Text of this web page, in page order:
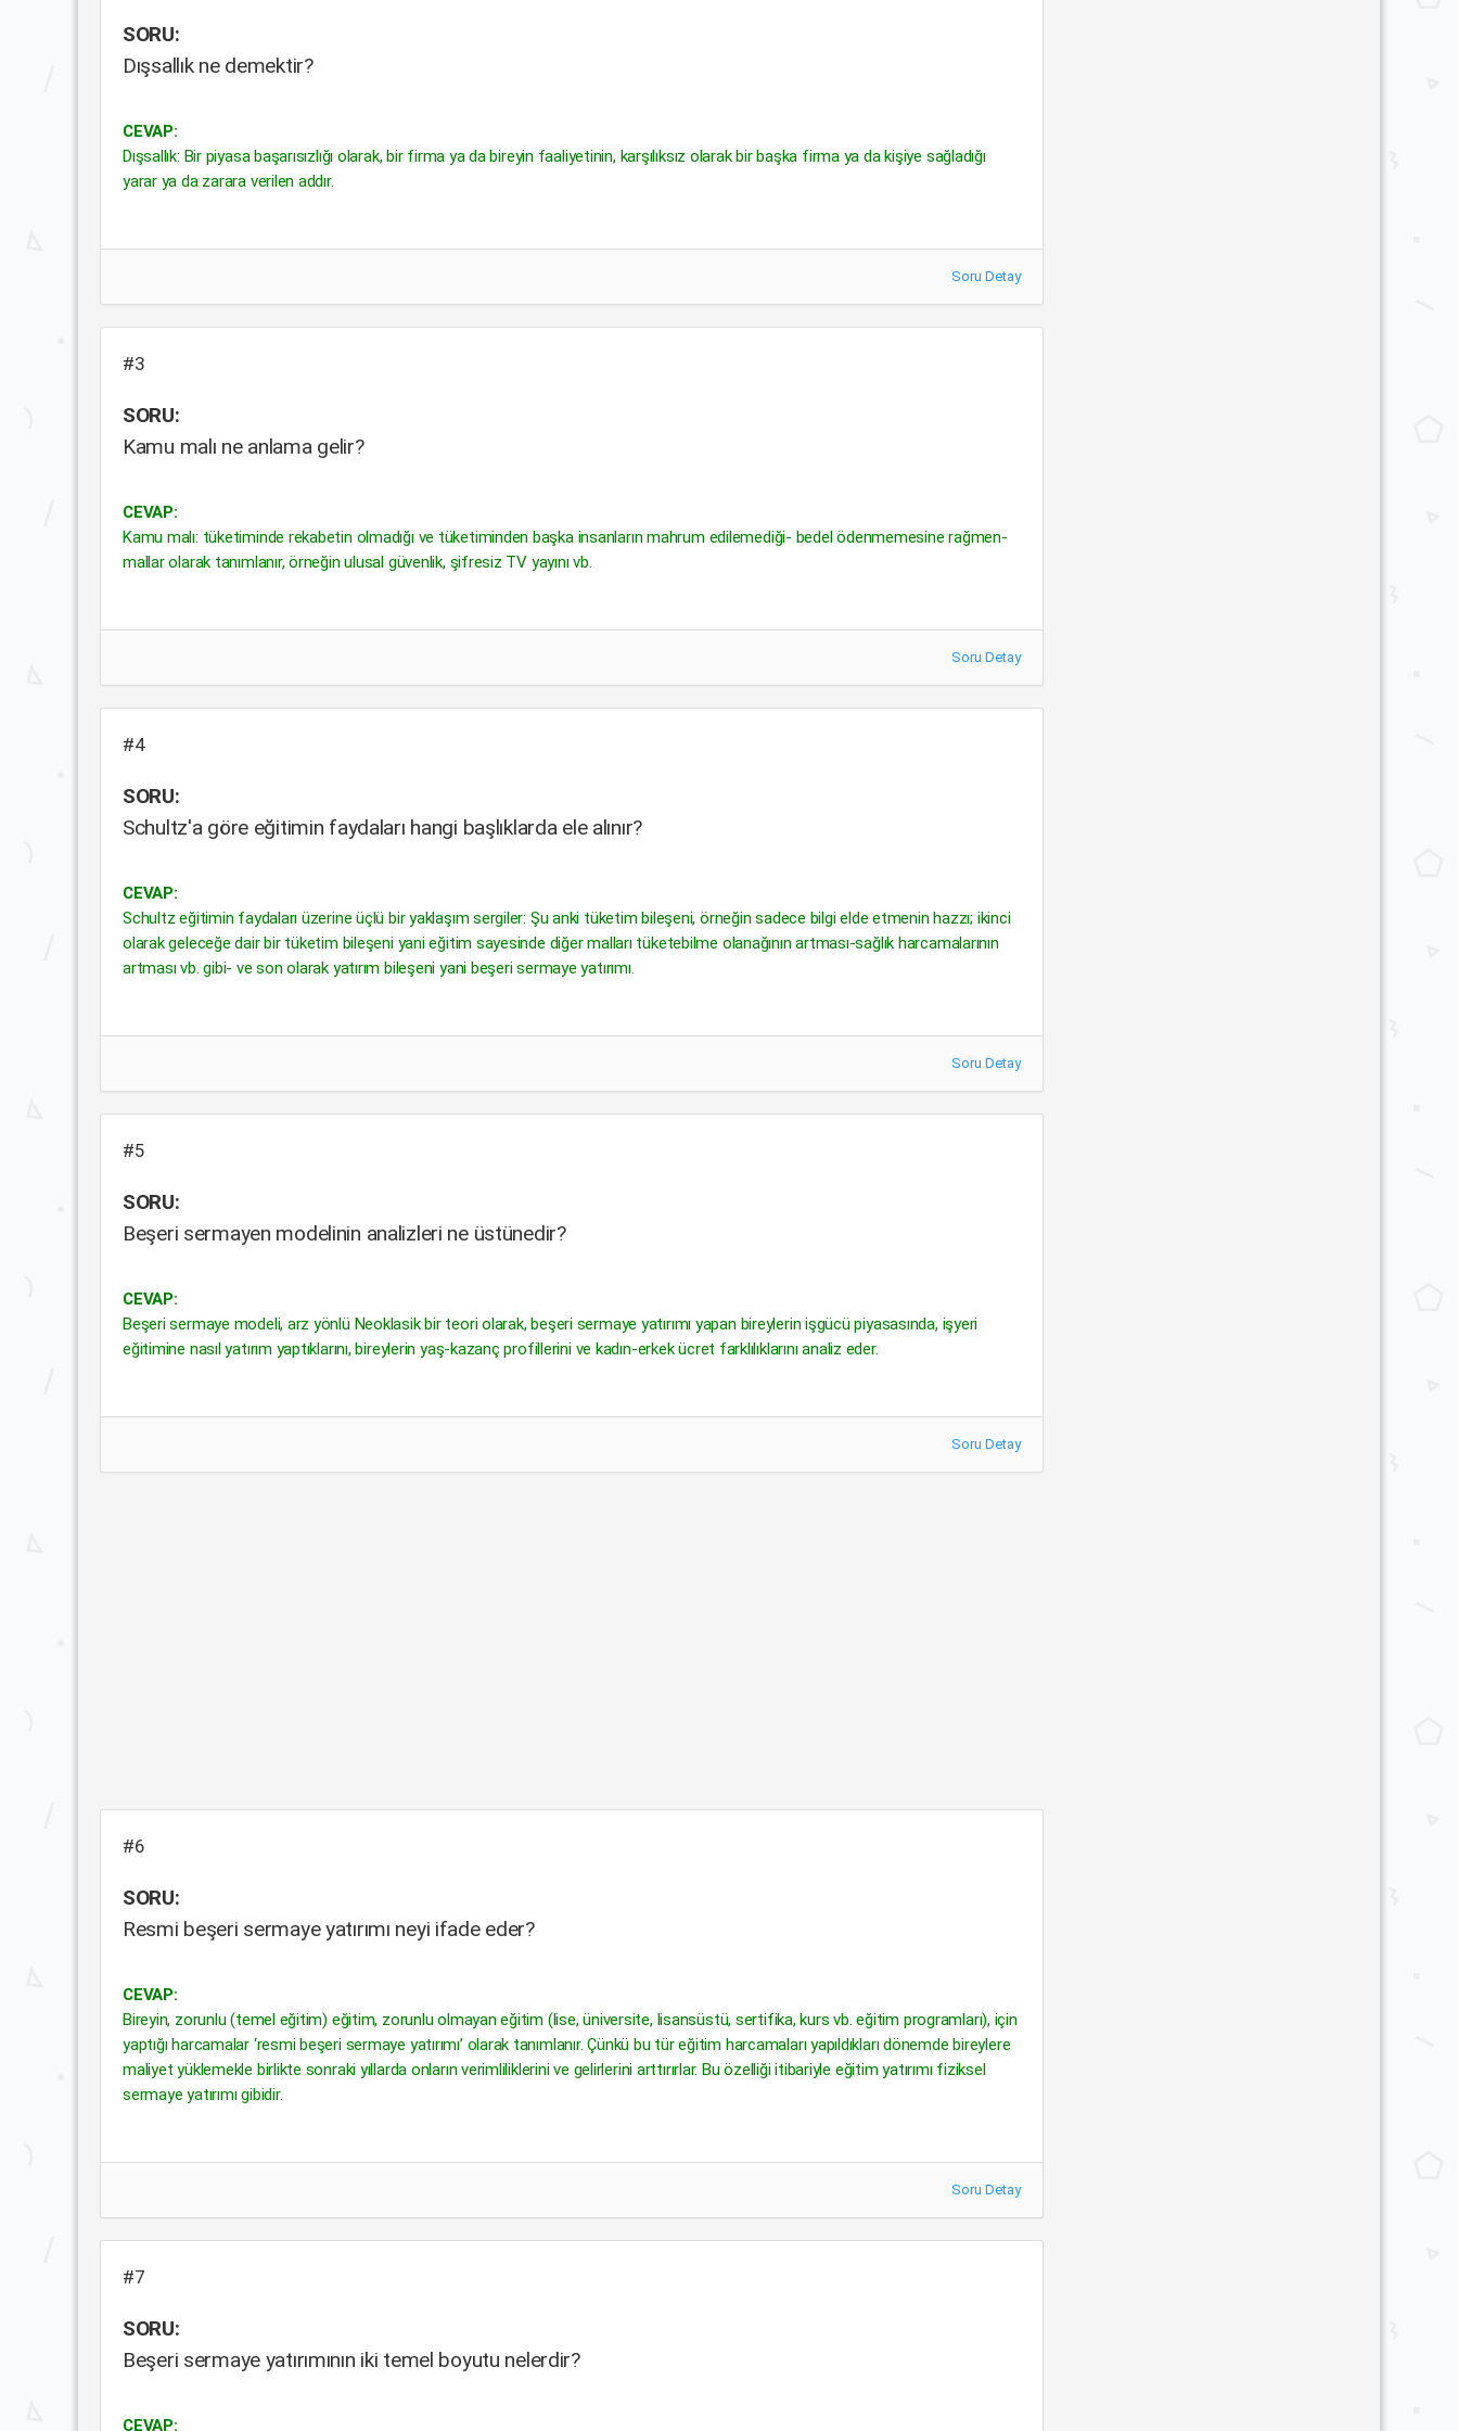
SORU:
Dışsallık ne demektir?
CEVAP:
Dışsallık: Bir piyasa başarısızlığı olarak, bir firma ya da bireyin faaliyetinin, karşılıksız olarak bir başka firma ya da kişiye sağladığı
yarar ya da zarara verilen addır.
Soru Detay
#3
SORU:
Kamu malı ne anlama gelir?
CEVAP:
Kamu malı: tüketiminde rekabetin olmadığı ve tüketiminden başka insanların mahrum edilemediği- bedel ödenmemesine rağmen-
mallar olarak tanımlanır, örneğin ulusal güvenlik, şifresiz TV yayını vb.
Soru Detay
#4
SORU:
Schultz'a göre eğitimin faydaları hangi başlıklarda ele alınır?
CEVAP:
Schultz eğitimin faydaları üzerine üçlü bir yaklaşım sergiler: Şu anki tüketim bileşeni, örneğin sadece bilgi elde etmenin hazzı; ikinci
olarak geleceğe dair bir tüketim bileşeni yani eğitim sayesinde diğer malları tüketebilme olanağının artması-sağlık harcamalarının
artması vb. gibi- ve son olarak yatırım bileşeni yani beşeri sermaye yatırımı.
Soru Detay
#5
SORU:
Beşeri sermayen modelinin analizleri ne üstünedir?
CEVAP:
Beşeri sermaye modeli, arz yönlü Neoklasik bir teori olarak, beşeri sermaye yatırımı yapan bireylerin işgücü piyasasında, işyeri
eğitimine nasıl yatırım yaptıklarını, bireylerin yaş-kazanç profillerini ve kadın-erkek ücret farklılıklarını analiz eder.
Soru Detay
#6
SORU:
Resmi beşeri sermaye yatırımı neyi ifade eder?
CEVAP:
Bireyin, zorunlu (temel eğitim) eğitim, zorunlu olmayan eğitim (lise, üniversite, lisansüstü, sertifika, kurs vb. eğitim programları), için
yaptığı harcamalar ‘resmi beşeri sermaye yatırımı’ olarak tanımlanır. Çünkü bu tür eğitim harcamaları yapıldıkları dönemde bireylere
maliyet yüklemekle birlikte sonraki yıllarda onların verimliliklerini ve gelirlerini arttırırlar. Bu özelliği itibariyle eğitim yatırımı fiziksel
sermaye yatırımı gibidir.
Soru Detay
#7
SORU:
Beşeri sermaye yatırımının iki temel boyutu nelerdir?
CEVAP: